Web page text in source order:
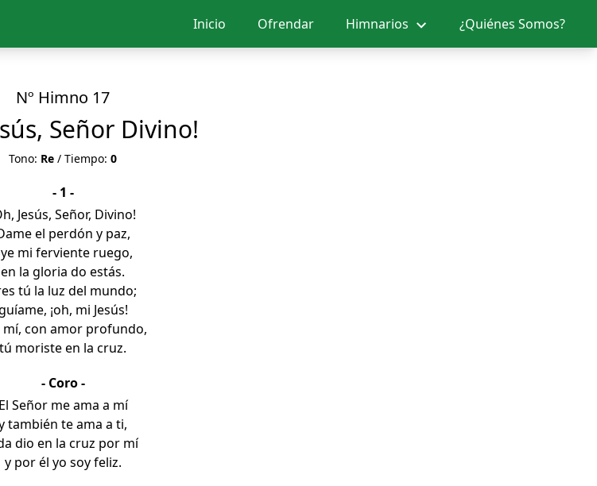
Inicio Ofrendar Himnarios ¿Quiénes Somos?
Nº Himno 17
Señor Divino!
Tono: Re / Tiempo: 0
- 1 -
Jesús, Señor, Divino!
el perdón y paz,
mi ferviente ruego,
en la gloria do estás.
tú la luz del mundo;
¡oh, mi Jesús!
mí, con amor profundo,
tú moriste en la cruz.
- Coro -
El Señor me ama a mí
también te ama a ti,
dio en la cruz por mí
y por él yo soy feliz.